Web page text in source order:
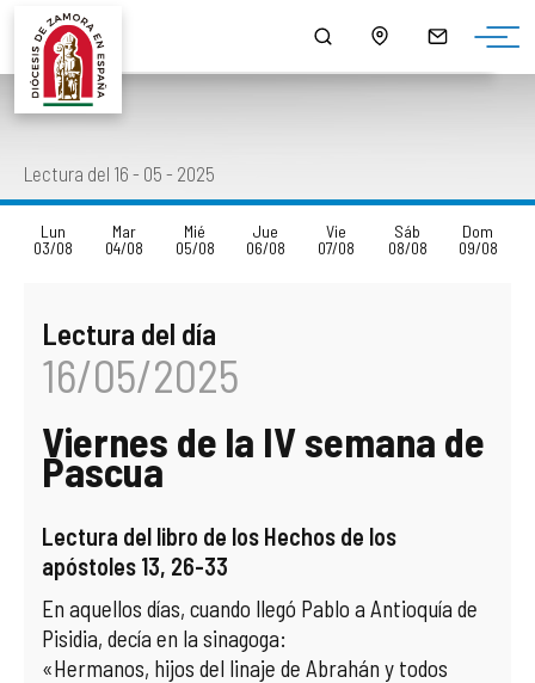
Lectura del 16 - 05 - 2025
Lun
03/08
Mar
04/08
Mié
05/08
Jue
06/08
Vie
07/08
Sáb
08/08
Dom
09/08
Lectura del día
16/05/2025
Viernes de la IV semana de
Pascua
Lectura del libro de los Hechos de los
apóstoles 13, 26-33
En aquellos días, cuando llegó Pablo a Antioquía de
Pisidia, decía en la sinagoga:
«Hermanos, hijos del linaje de Abrahán y todos
¿QUIÉNES SOMOS?
EPISCOPOLOGIO
NORMATIVA DIOCESANA
MONUMENTOS BIC - BIEN DE INTERÉS CULTURAL
PATRIMONIO ROBADO
COMPLIANCE
DOCTRINA DE LA IGLESIA
MONS. FERNANDO VALERA SÁNCHEZ
MULTIMEDIA
ORGANIGRAMA
CURIA DIOCESANA
CABILDO CATEDRAL
SEMINARIOS DIOCESANOS
OTROS ORGANISMOS Y SERVICIOS DIOCESANOS
PASTORAL SAMARITANA
CENTROS SOCIALES
HORARIO DE MISAS
LISTADO DE NUESTRAS PARROQUIAS
NOTICIAS
SALUS
CAMPAÑAS
AGENDA
DESCARGAS
IMÁGENES
VÍDEOS